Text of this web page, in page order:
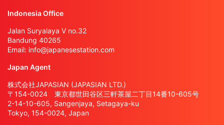
Indonesia Office
Jalan Suryalaya V no.32
Bandung 40265
Email: info@japanesestation.com
Japan Agent
株式会社JAPASIAN (JAPASIAN LTD.)
〒154-0024 東京都世田谷区三軒茶屋二丁目14番10-605号
2-14-10-605, Sangenjaya, Setagaya-ku
Tokyo, 154-0024, Japan